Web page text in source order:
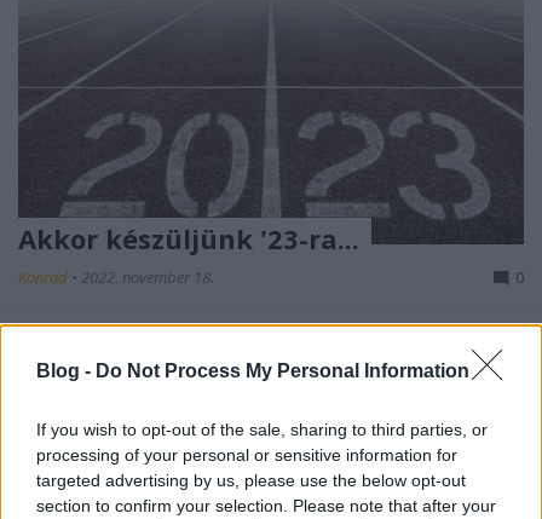
Blog - Do Not Process My Personal Information
If you wish to opt-out of the sale, sharing to third parties, or
processing of your personal or sensitive information for
targeted advertising by us, please use the below opt-out
section to confirm your selection. Please note that after your
Akkor készüljünk '23-ra...
Konrad • 2022. november 18. 0
új év is sok új dolgot fog hozni, és ezekre érdemes
ott legalább lélekben. Idén megtapasztaltuk a
Facebook új oldalélményét, ami egyrészt egy
teljesen új logikát követel meg, másrészt viszont…